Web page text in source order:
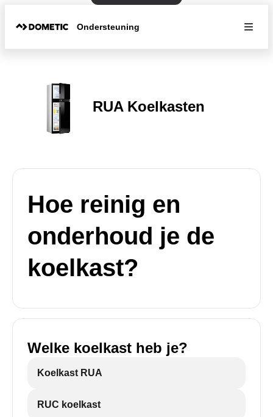
Ondersteuning
RUA Koelkasten
Hoe reinig en
onderhoud je de
koelkast?
Welke koelkast heb je?
Koelkast RUA
RUC koelkast